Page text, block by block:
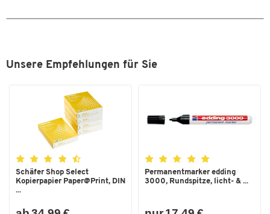
Unsere Empfehlungen für Sie
Schäfer Shop Select
Kopierpapier Paper@Print, DIN
...
Permanentmarker edding
3000, Rundspitze, licht- & ...